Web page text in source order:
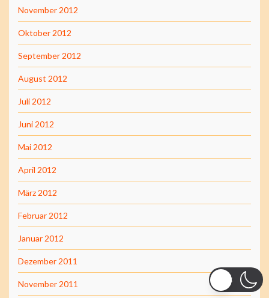
November 2012
Oktober 2012
September 2012
August 2012
Juli 2012
Juni 2012
Mai 2012
April 2012
März 2012
Februar 2012
Januar 2012
Dezember 2011
November 2011